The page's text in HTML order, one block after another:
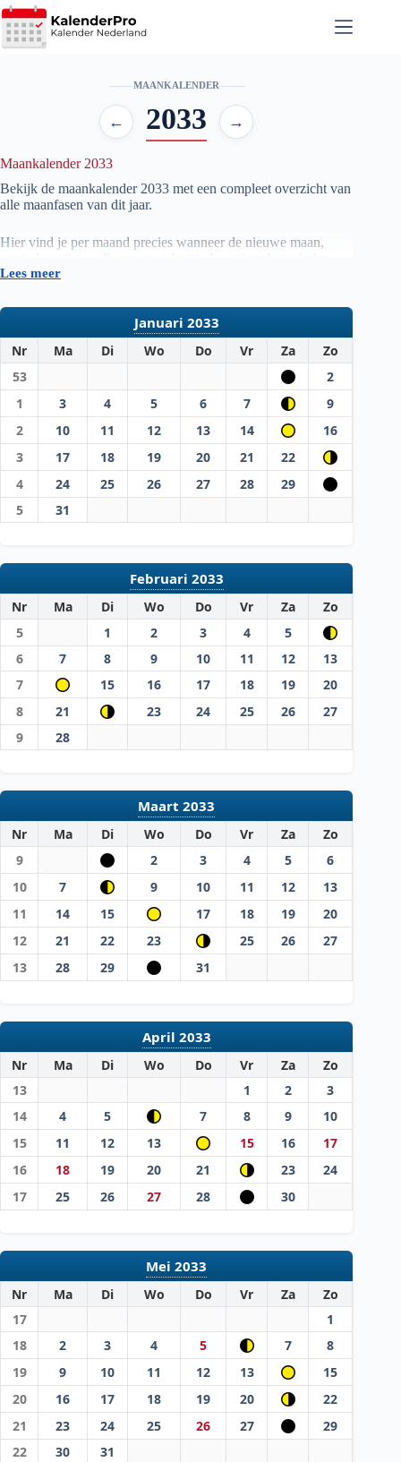
Ga
naar
de
MAANKALENDER
← 2033 →
Maankalender 2033
Bekijk de maankalender 2033 met een compleet overzicht van
alle maanfasen van dit jaar.
Hier vind je per maand precies wanneer de nieuwe maan,
eerste kwartier, volle maan en laatste kwartier plaatsvinden.
De gegevens worden automatisch samengesteld op basis van
over actuele en betrouwbare informatie.
Lees meer
Januari 2033
Nr Ma Di Wo Do Vr Za
Zo
53
2
1
3 4 5 6 7
9
2
10 11 12 13 14
16
3
17 18 19 20 21
22
4
24 25 26 27 28
29
5
31
Februari 2033
Nr Ma Di Wo Do Vr Za
Zo
5
1 2 3 4
5
6
7 8 9 10 11 12
13
7
15 16 17 18 19
20
8
21 23 24 25 26
27
9
28
Maart 2033
Nr Ma Di Wo Do Vr Za
Zo
9
2 3 4 5
6
10
7 9 10 11 12
13
11
14 15 17 18 19
20
12
21 22 23 25 26
27
13
28 29 31
April 2033
Nr Ma Di Wo Do Vr Za
Zo
13
1 2
3
14
4 5 7 8 9
10
15
11 12 13 15 16
17
16
18 19 20 21 23
24
17
25 26 27 28 30
Mei 2033
Nr Ma Di Wo Do Vr Za
Zo
17
1
18
2 3 4 5 7
8
19
9 10 11 12 13
15
20
16 17 18 19 20
22
21
23 24 25 26 27
29
22
30 31